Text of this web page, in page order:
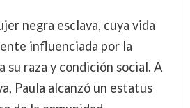
negra esclava, cuya vida
influenciada por la
su raza y condición social. A
Paula alcanzó un estatus